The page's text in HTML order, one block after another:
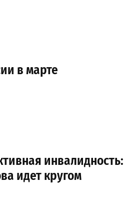
в марте
инвалидность:
идет кругом